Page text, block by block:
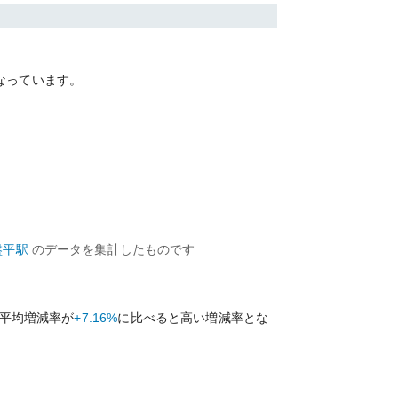
ています。
平駅 のデータを集計したものです
均増減率が+7.16%に比べると高い増減率とな